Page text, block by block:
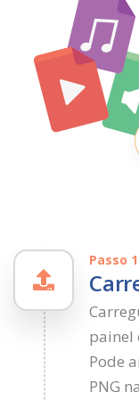
Passo 1
painel
Pode
PNG